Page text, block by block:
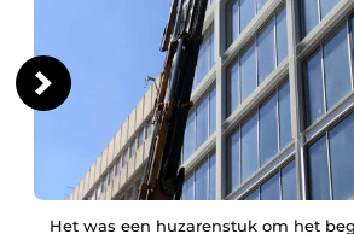
Het was een huzarenstuk om het